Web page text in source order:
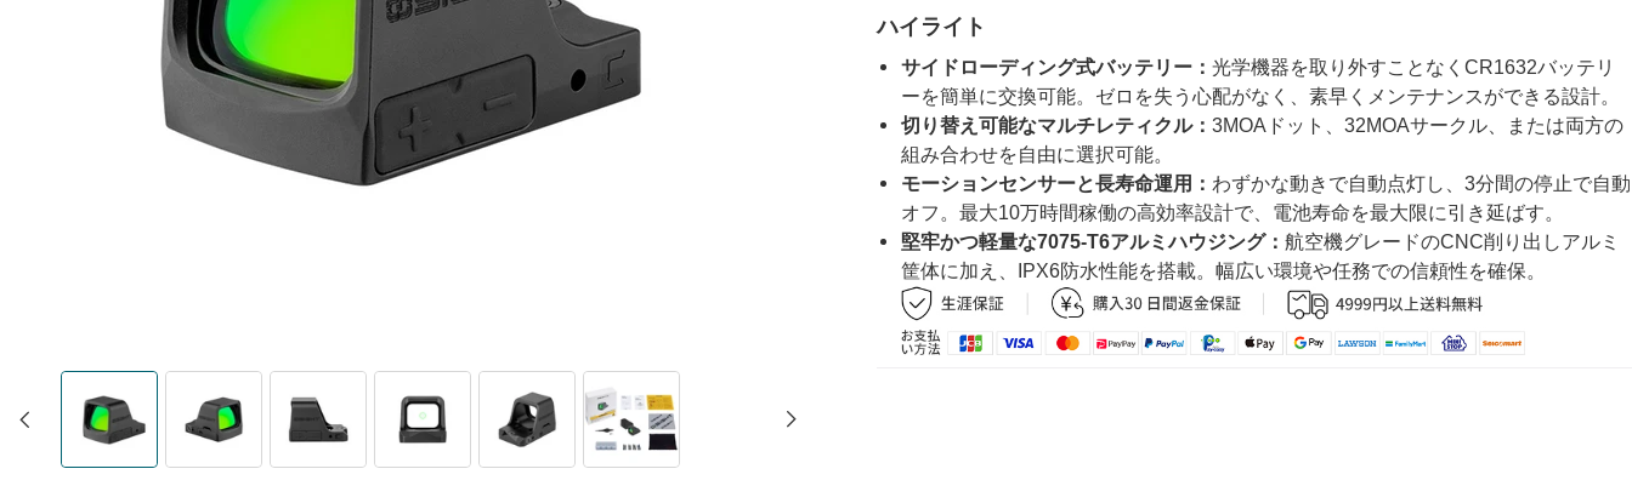
ハイライト
サイドローディング式バッテリー： 光学機器を取り外すことなく CR1632バッテリ
ーを簡単に交換可能。ゼロを失う心配がなく、素早くメンテナンスができる設計。
切り替え可能なマルチレティクル： 3MOA ドット、 32MOAサークル、または両方の
組み合わせを自由に選択可能。
モーションセンサーと長寿命運用： わずかな動きで自動点灯し、 3分間の停止で自動
オフ。最大10万時間稼働の高効率設計で、電池寿命を最大限に引き延ばす。
堅牢かつ軽量な7075-T6アルミハウジング： 航空機グレードのCNC削り出しアルミ
筐体に加え、
IPX6防水性能を搭載。幅広い環境や任務での信頼性を確保。